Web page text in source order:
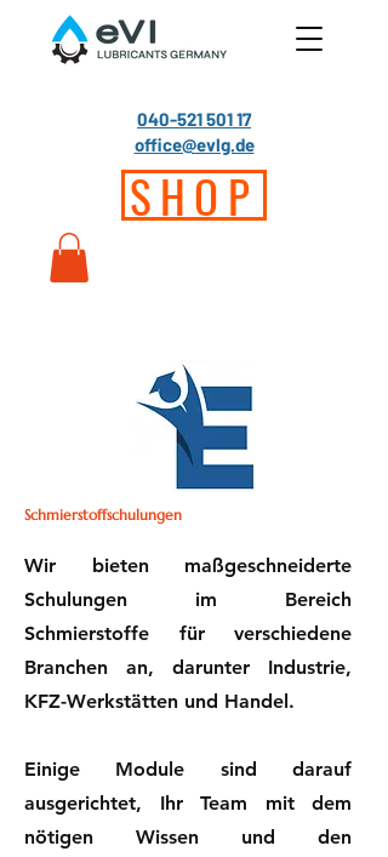
040-521 501 17
office@evlg.de
SHOP
Schmierstoffschulungen
Wir bieten maßgeschneiderte
Schulungen im Bereich
Schmierstoffe für verschiedene
Branchen an, darunter Industrie,
KFZ-Werkstätten und Handel.
Einige Module sind darauf
ausgerichtet, Ihr Team mit dem
nötigen Wissen und den